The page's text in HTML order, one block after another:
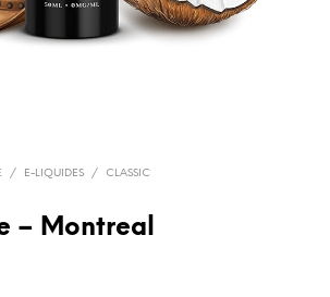
/ E-LIQUIDES / CLASSIC
– Montreal